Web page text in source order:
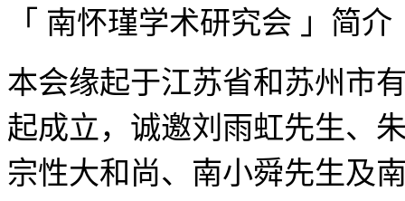
「 南怀瑾学术研究会 」简介
本会缘起于江苏省和苏州市
起成立，诚邀刘雨虹先生、
宗性大和尚、南小舜先生及